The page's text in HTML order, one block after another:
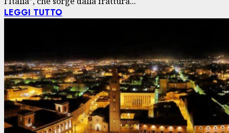
LEGGI TUTTO